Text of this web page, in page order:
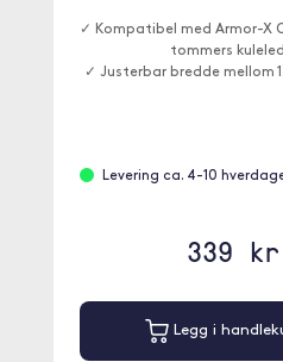
✓ Kompatibel med Armor-X
tommers
✓ Justerbar bredde mellom
Levering ca. 4-10
339 kr
Legg i